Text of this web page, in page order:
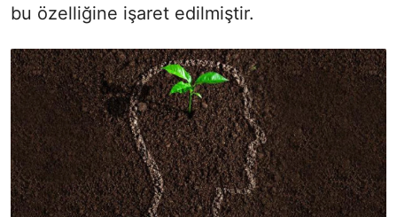
bu özelliğine işaret edilmiştir.